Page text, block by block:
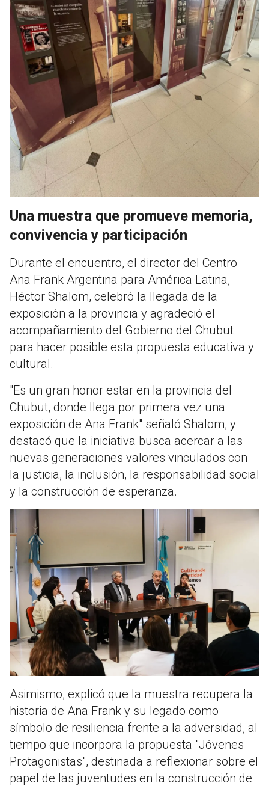
Una muestra que promueve memoria,
convivencia y participación
Durante el encuentro, el director del Centro
Ana Frank Argentina para América Latina,
Héctor Shalom, celebró la llegada de la
exposición a la provincia y agradeció el
acompañamiento del Gobierno del Chubut
para hacer posible esta propuesta educativa y
cultural.
"Es un gran honor estar en la provincia del
Chubut, donde llega por primera vez una
exposición de Ana Frank" señaló Shalom, y
destacó que la iniciativa busca acercar a las
nuevas generaciones valores vinculados con
la justicia, la inclusión, la responsabilidad social
y la construcción de esperanza.
Asimismo, explicó que la muestra recupera la
historia de Ana Frank y su legado como
símbolo de resiliencia frente a la adversidad, al
tiempo que incorpora la propuesta "Jóvenes
Protagonistas", destinada a reflexionar sobre el
papel de las juventudes en la construcción de